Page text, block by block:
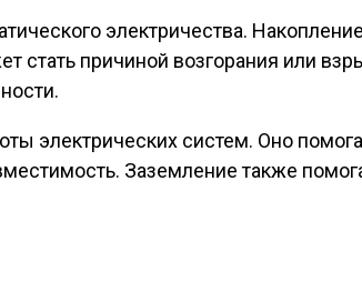
электричества.
причиной возгорания или
электрических систем. Оно
Заземление также